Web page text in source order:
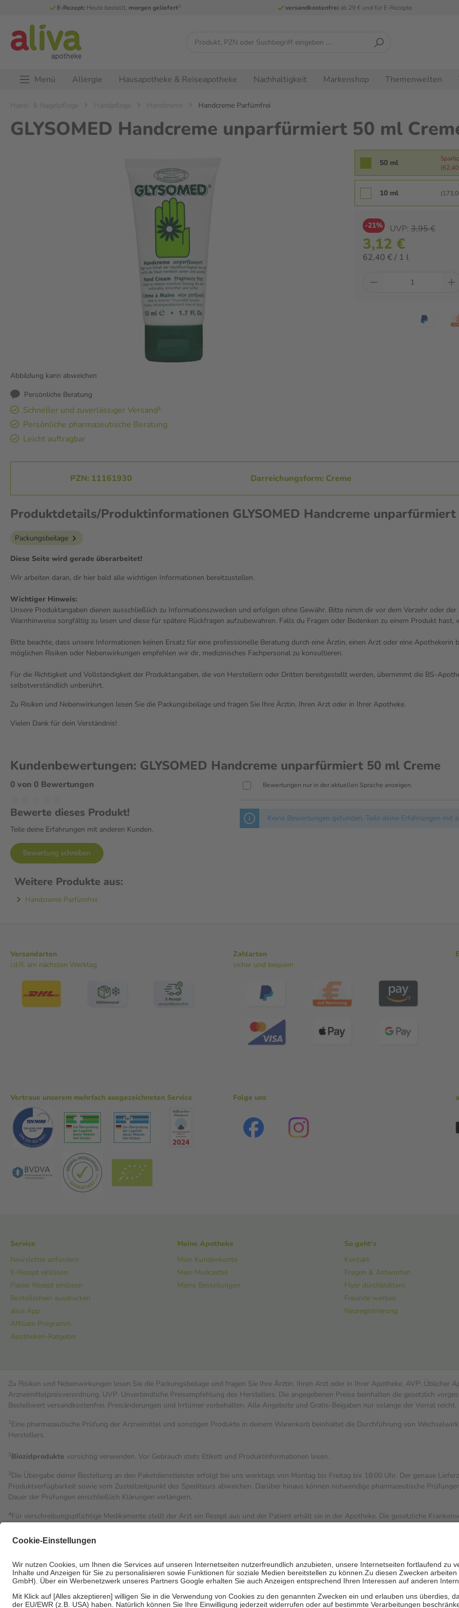
E-Rezept: Heute bestellt, morgen geliefert3 versandkostenfreiab 29 € und für E-Rezepte
Menü Allergie Hausapotheke & Reiseapotheke Nachhaltigkeit Markenshop Themenwelten
Hand- & Nagelpflege Handpflege Handcreme Handcreme Parfümfrei
GLYSOMED Handcreme unparfürmiert 50 ml
Abbildung kann abweichen
Persönliche Beratung
Schneller und zuverlässiger Versand³
Persönliche pharmazeutische Beratung
Leicht auftragbar
50 ml
10 ml
-21% UVP: 3,95 €
3,12 €
62,40 € / 1 l
PZN: 11161930 Darreichungsform: Creme
Produktdetails/Produktinformationen GLYSOMED Handcreme unparfürmiert
Packungsbeilage
Diese Seite wird gerade überarbeitet!
Wir arbeiten daran, dir hier bald alle wichtigen Informationen bereitzustellen.
Wichtiger Hinweis:
Unsere Produktangaben dienen ausschließlich zu Informationszwecken und erfolgen ohne Gewähr. Bitte nimm dir vor dem Verzehr oder
Warnhinweise sorgfältig zu lesen und diese für spätere Rückfragen aufzubewahren. Falls du Fragen oder Bedenken zu einem Produkt
Bitte beachte, dass unsere Informationen keinen Ersatz für eine professionelle Beratung durch eine Ärztin, einen Arzt oder eine
möglichen Risiken oder Nebenwirkungen empfehlen wir dir, medizinisches Fachpersonal zu konsultieren.
Für die Richtigkeit und Vollständigkeit der Produktangaben, die von Herstellern oder Dritten bereitgestellt werden, übernimmt die BS-
selbstverständlich unberührt.
Zu Risiken und Nebenwirkungen lesen Sie die Packungsbeilage und fragen Sie Ihre Ärztin, Ihren Arzt oder in Ihrer Apotheke.
Vielen Dank für dein Verständnis!
Kundenbewertungen: GLYSOMED Handcreme unparfürmiert 50 ml Creme
0 von 0 Bewertungen
Bewerte dieses Produkt!
Teile deine Erfahrungen mit anderen Kunden.
Bewertung schreiben
Bewertungen nur in der aktuellen Sprache anzeigen.
Keine Bewertungen gefunden. Teile deine Erfahrungen mit
Weitere Produkte aus:
Handcreme Parfümfrei
Versandarten
i.d.R. am nächsten Werktag
Zahlarten
sicher und bequem
Vertraue unserem mehrfach ausgezeichneten Service Folge uns
Service
Newsletter anfordern
E-Rezept einlösen
Papier Rezept einlösen
Bestellschein ausdrucken
aliva App
Affiliate Programm
Apotheken-Ratgeber
Meine Apotheke
Mein Kundenkonto
Mein Merkzettel
Meine Bestellungen
So geht's
Kontakt
Fragen & Antworten
Flyer durchblättern
Freunde werben
Neuregistrierung
Zu Risiken und Nebenwirkungen lesen Sie die Packungsbeilage und fragen Sie Ihre Ärztin, Ihren Arzt oder in Ihrer Apotheke. AVP: Üblicher
Arzneimittelpreisverordnung. UVP: Unverbindliche Preisempfehlung des Herstellers. Die angegebenen Preise beinhalten die gesetzlich
Bestell­wert versand­kosten­frei. Preisänderungen und Irrtümer vorbehalten. Alle Angebote und Gratis-Beigaben nur solange der Vorrat reicht.
1Eine pharmazeutische Prüfung der Arzneimittel und sonstigen Produkte in deinem Warenkorb beinhaltet die Durchführung von
Herstellers.
2Biozidprodukte vorsichtig verwenden. Vor Gebrauch stets Etikett und Produktinformationen lesen.
3Die Übergabe deiner Bestellung an den Paketdienstleister erfolgt bei uns werktags von Montag bis Freitag bis 18:00 Uhr. Der genaue
Produktverfügbarkeit sowie vom Zustellzeitpunkt des Spediteurs abweichen. Darüber hinaus können notwendige pharmazeutische
Dauer der Prüfungen einschließlich Klärungen verlängern.
4Für verschreibungspflichtige Medikamente stellt der Arzt ein Rezept aus und der Patient erhält sie in der Apotheke. Die gesetzliche
Grundsätzlich leisten Mitglieder Zuzahlungen in Höhe von zehn Prozent des Abgabepreises,
Bei Heilmitteln und häuslicher Krankenpflege beträgt die Zuzahlung zehn Prozent der Kosten sowie zehn Euro je Verordnung.
Um das Engagement der Versicherten für ihre eigene Gesundheit zu stärken und die besondere Stellung der Familie zu unterstützen, fallen
• Kindern und Jugendlichen bis zum vollendeten 18. Lebensjahr mit Ausnahme der Fahrkosten
• Untersuchungen zur Vorsorge und Früherkennung, die von der GKV getragen werden